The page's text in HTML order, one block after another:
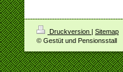
Druckversion | Sitemap
© Gestüt und Pensionsstall